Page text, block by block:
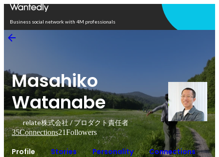
Business social network with 4M professionals
Masahiko
Watanabe
relate株式会社 / プロダクト責任者
35Connections21Followers
Profile Stories Personality Connections